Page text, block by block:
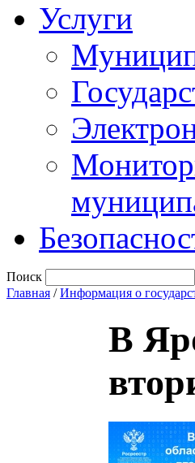
Услуги
Поиск
Главная /Информация о
В